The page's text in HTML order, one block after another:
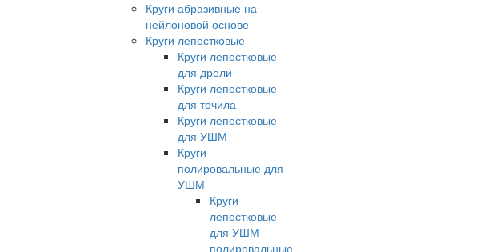
Круги абразивные на
нейлоновой основе
Круги лепестковые
Круги лепестковые
для дрели
Круги лепестковые
для точила
Круги лепестковые
для УШМ
Круги
полировальные для
УШМ
Круги
лепестковые
для УШМ
полировальные